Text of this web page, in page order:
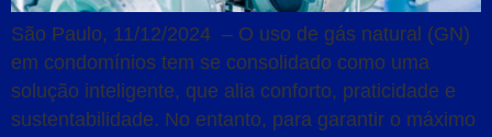
São Paulo, 11/12/2024 – O uso de gás natural (GN)
em condomínios tem se consolidado como uma
solução inteligente, que alia conforto, praticidade e
sustentabilidade. No entanto, para garantir o máximo